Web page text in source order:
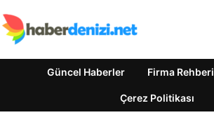
Güncel Haberler Firma Rehberi
Çerez Politikası